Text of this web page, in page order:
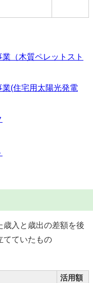
（木質ペレットスト
(住宅用太陽光発電
入と歳出の差額を後
てていたもの
活用額